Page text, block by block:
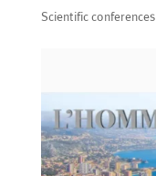
Scientific conferences